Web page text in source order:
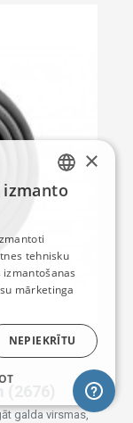
galda virsmas,
LATVIAN
ENGLISH
×
tehnisku
mārketinga
NEPIEKRĪTU